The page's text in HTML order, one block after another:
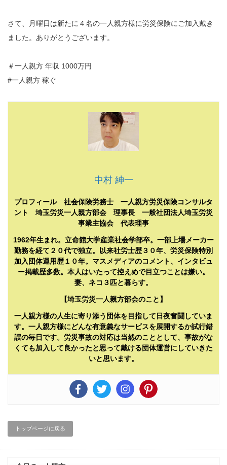
さて、月曜日は新たに４名の一人親方様に労災保険にご加入戴き
ました。ありがとうございます。
＃一人親方 年収 1000万円
#一人親方 稼ぐ
中村 紳一
プロフィール 社会保険労務士 一人親方労災保険コンサルタ
ント 埼玉労災一人親方部会 理事長 一般社団法人埼玉労災
事業主協会 代表理事
1962年生まれ。立命館大学産業社会学部卒。一部上場メーカー
勤務を経て２０代で独立。以来社労士歴３０年、労災保険特別
加入団体運用歴１０年。マスメディアのコメント、インタビュ
ー掲載歴多数。本人はいたって控えめで目立つことは嫌い。
妻、ネコ３匹と暮らす。
【埼玉労災一人親方部会のこと】
一人親方様の人生に寄り添う団体を目指して日夜奮闘していま
す。一人親方様にどんな有意義なサービスを展開するか試行錯
誤の毎日です。労災事故の対応は当然のこととして、事故がな
くても加入して良かったと思って戴ける団体運営にしていきた
いと思います。
トップページに戻る